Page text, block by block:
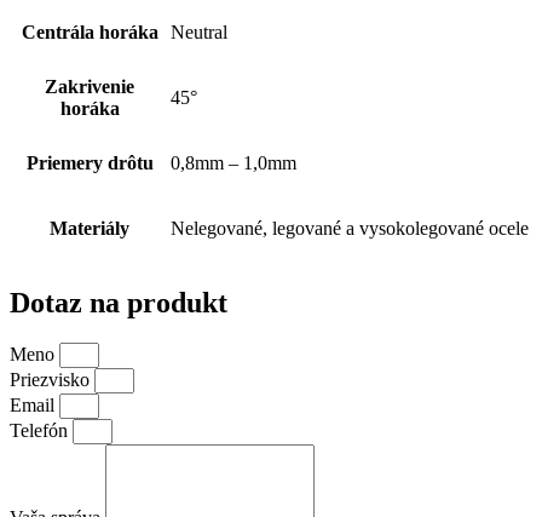
Centrála horáka Neutral
Zakrivenie
horáka
45°
Priemery drôtu 0,8mm – 1,0mm
Materiály Nelegované, legované a vysokolegované ocele
Dotaz na produkt
Meno
Priezvisko
Email
Telefón